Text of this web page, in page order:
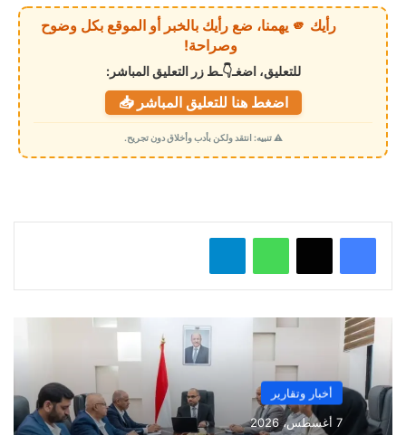
ي
م
ي
رأيك 🫵 يهمنا، ضع رأيك بالخبر أو الموقع بكل وضوح
وصراحة!
للتعليق، اضغـ👇ـط زر التعليق المباشر:
اضغط هنا للتعليق المباشر 📥
⚠️ تنبيه: انتقد ولكن بأدب وأخلاق دون تجريح.
واتساب
أخبار وتقارير
7 أغسطس، 2026